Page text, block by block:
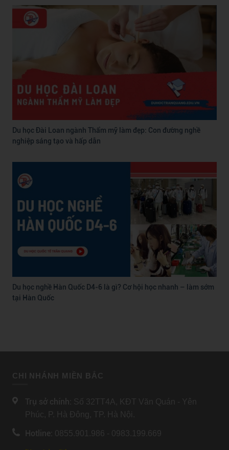
Du học Đài Loan ngành Thẩm mỹ làm đẹp: Con đường nghề
nghiệp sáng tạo và hấp dẫn
Du học nghề Hàn Quốc D4-6 là gì? Cơ hội học nhanh – làm sớm
tại Hàn Quốc
CHI NHÁNH MIỀN BẮC
Trụ sở chính: Số 32TT4A, KĐT Văn Quán - Yên
Phúc, P. Hà Đông, TP. Hà Nội.
Hotline: 0855.901.986 - 0983.199.669